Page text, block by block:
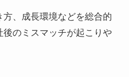
方、成長環境などを総合的
のミスマッチが起こりや